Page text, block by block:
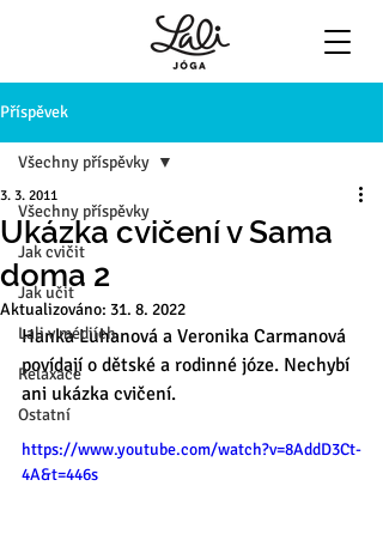
Příspěvek
Všechny příspěvky
Jak cvičit
Jak učit
Lali v médiích
Relaxace
Ostatní
Všechny příspěvky
Ukázka cvičení v Sama
doma 2
3. 3. 2011
Aktualizováno: 31. 8. 2022
Hanka Luhanová a Veronika Carmanová
povídají o dětské a rodinné józe. Nechybí
ani ukázka cvičení.
https://www.youtube.com/watch?v=8AddD3Ct-
4A&t=446s